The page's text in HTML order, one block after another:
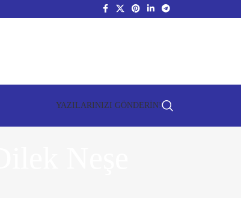
YAZILARINIZI GÖNDERİN!
Neşe